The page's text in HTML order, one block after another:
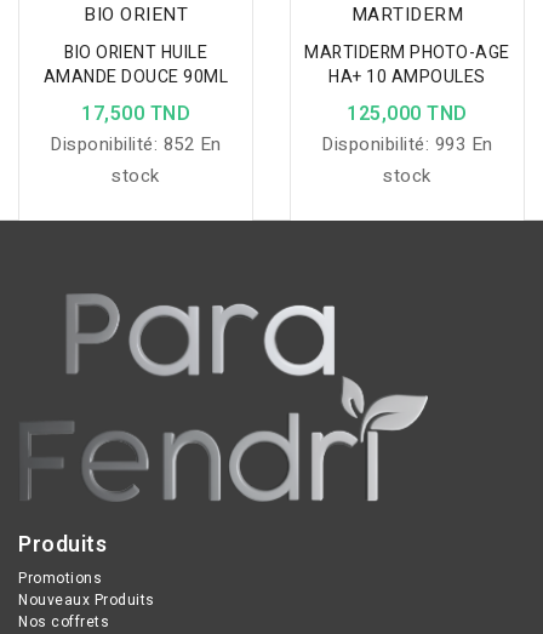
BIO ORIENT
BIO ORIENT HUILE
AMANDE DOUCE 90ML
17,500 TND
Disponibilité: 852 En
stock
MARTIDERM
MARTIDERM PHOTO-AGE
HA+ 10 AMPOULES
125,000 TND
Disponibilité: 993 En
stock
Produits
Promotions
Nouveaux Produits
Nos coffrets